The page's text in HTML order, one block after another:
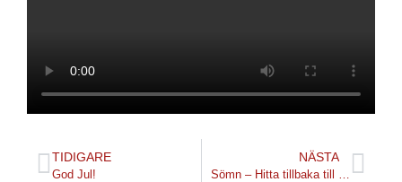
TIDIGARE
God Jul!
NÄSTA
Sömn – Hitta tillbaka till goda rutiner efter helgerna